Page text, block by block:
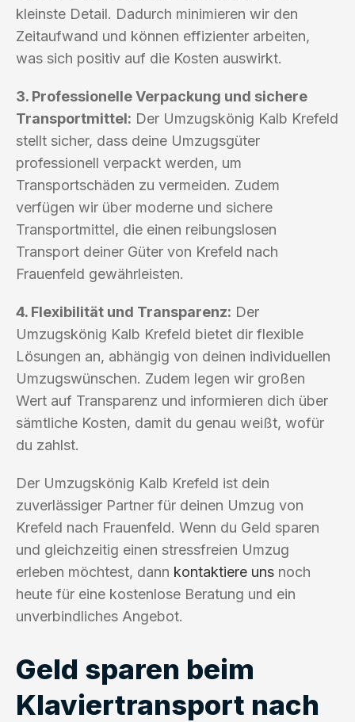
kleinste Detail. Dadurch minimieren wir den
Zeitaufwand und können effizienter arbeiten,
was sich positiv auf die Kosten auswirkt.
3. Professionelle Verpackung und sichere
Transportmittel: Der Umzugskönig Kalb Krefeld
stellt sicher, dass deine Umzugsgüter
professionell verpackt werden, um
Transportschäden zu vermeiden. Zudem
verfügen wir über moderne und sichere
Transportmittel, die einen reibungslosen
Transport deiner Güter von Krefeld nach
Frauenfeld gewährleisten.
4. Flexibilität und Transparenz: Der
Umzugskönig Kalb Krefeld bietet dir flexible
Lösungen an, abhängig von deinen individuellen
Umzugswünschen. Zudem legen wir großen
Wert auf Transparenz und informieren dich über
sämtliche Kosten, damit du genau weißt, wofür
du zahlst.
Der Umzugskönig Kalb Krefeld ist dein
zuverlässiger Partner für deinen Umzug von
Krefeld nach Frauenfeld. Wenn du Geld sparen
und gleichzeitig einen stressfreien Umzug
erleben möchtest, dann kontaktiere uns noch
heute für eine kostenlose Beratung und ein
unverbindliches Angebot.
Geld sparen beim
Klaviertransport nach